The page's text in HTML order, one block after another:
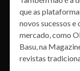
que as
novos sucessos
mercado, como
Basu, na
revistas